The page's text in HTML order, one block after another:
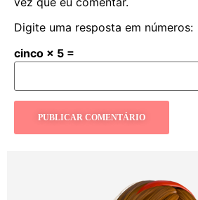
Digite uma resposta em números:
cinco × 5 =